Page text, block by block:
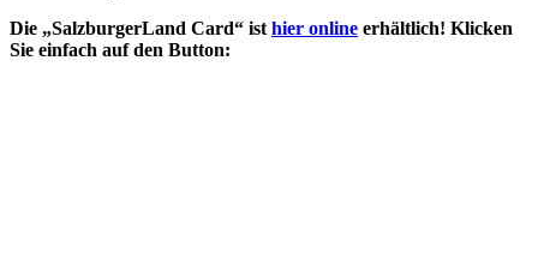
Die „SalzburgerLand Card“ ist hier online erhältlich! Klicken
Sie einfach auf den Button: